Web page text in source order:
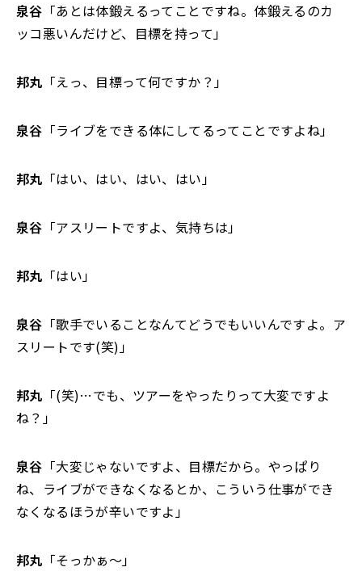
泉谷 「あとは体鍛えるってことですね。体鍛えるのカ
ッコ悪いんだけど、目標を持って」
邦丸 「えっ、目標って何ですか？」
泉谷 「ライブをできる体にしてるってことですよね」
邦丸 「はい、はい、はい、はい」
泉谷 「アスリートですよ、気持ちは」
邦丸 「はい」
泉谷 「歌手でいることなんてどうでもいいんですよ。ア
スリートです(笑)」
邦丸 「(笑)…でも、ツアーをやったりって大変ですよ
ね？」
泉谷 「大変じゃないですよ、目標だから。やっぱり
ね、ライブができなくなるとか、こういう仕事ができ
なくなるほうが辛いですよ」
邦丸 「そっかぁ～」